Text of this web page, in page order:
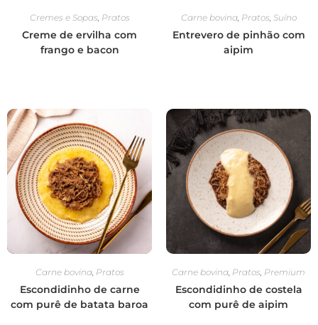
Cremes e Sopas Pratos
Creme de ervilha com
frango e bacon
Carne bovina, Pratos Suíno
Entrevero de pinhão com
aipim
Carne bovina, Pratos
Escondidinho de carne
com purê de batata baroa
Carne bovina Pratos Premium
Escondidinho de costela
com purê de aipim